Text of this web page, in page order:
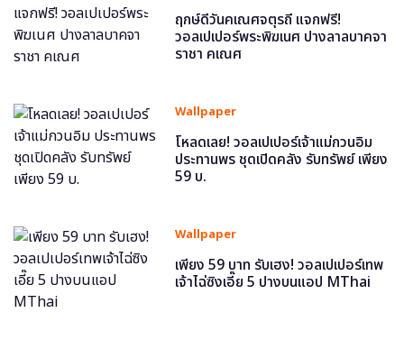
ฤกษ์ดีวันคเณศจตุรถี แจกฟรี!
วอลเปเปอร์พระพิฆเนศ ปางลาลบาคจา
ราชา คเณศ
Wallpaper
โหลดเลย! วอลเปเปอร์เจ้าแม่กวนอิม
ประทานพร ชุดเปิดคลัง รับทรัพย์ เพียง
59 บ.
Wallpaper
เพียง 59 บาท รับเฮง! วอลเปเปอร์เทพ
เจ้าไฉ่ซิงเอี๊ย 5 ปางบนแอป MThai